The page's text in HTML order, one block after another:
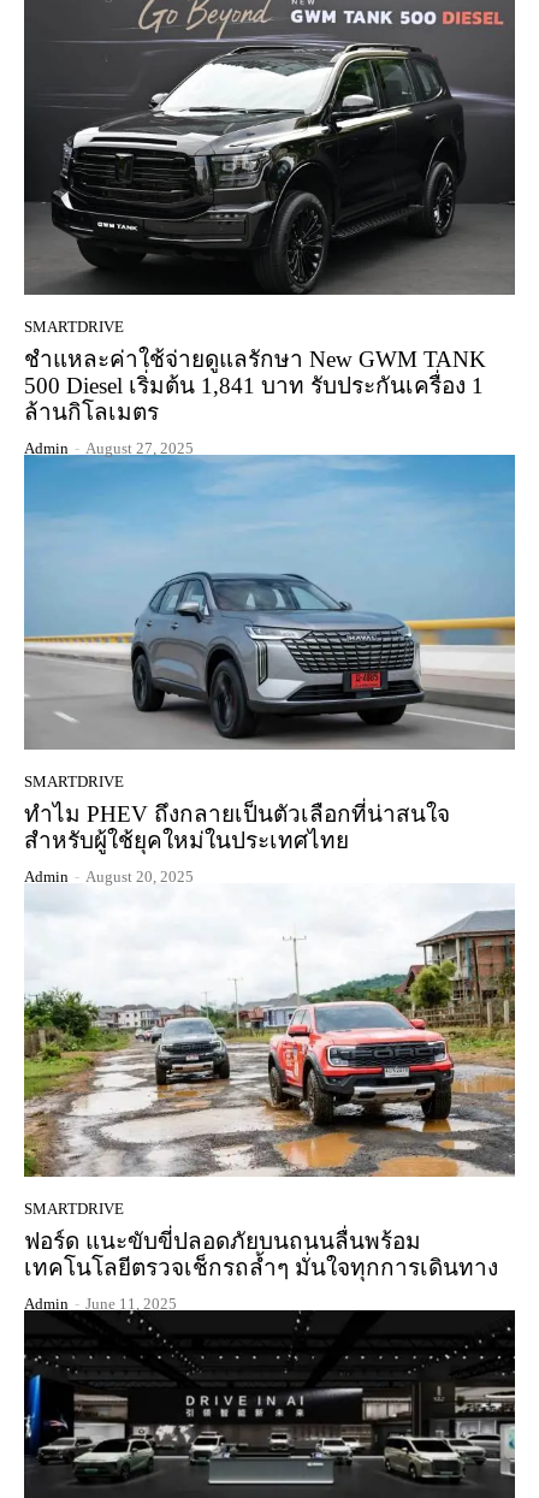
SMARTDRIVE
ชำแหละค่าใช้จ่ายดูแลรักษา New GWM TANK
500 Diesel เริ่มต้น 1,841 บาท รับประกันเครื่อง 1
ล้านกิโลเมตร
Admin - August 27, 2025
SMARTDRIVE
ทำไม PHEV ถึงกลายเป็นตัวเลือกที่น่าสนใจ
สำหรับผู้ใช้ยุคใหม่ในประเทศไทย
Admin - August 20, 2025
SMARTDRIVE
ฟอร์ด แนะขับขี่ปลอดภัยบนถนนลื่นพร้อม
เทคโนโลยีตรวจเช็กรถล้ำๆ มั่นใจทุกการเดินทาง
Admin - June 11, 2025